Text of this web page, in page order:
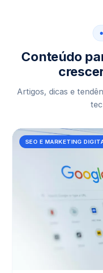
Conteúdo
Artigos, dicas e
SEO E MARKETING